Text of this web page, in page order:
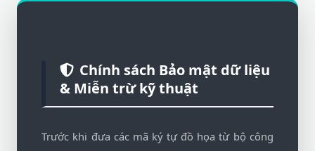
Chính sách Bảo mật dữ liệu
& Miễn trừ kỹ thuật
Trước khi đưa các mã ký tự đồ họa từ bộ công